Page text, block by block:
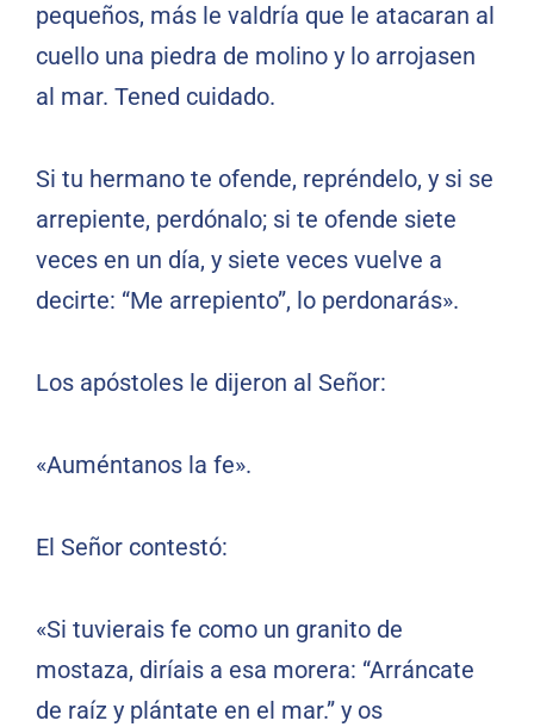
pequeños, más le valdría que le atacaran al
cuello una piedra de molino y lo arrojasen
al mar. Tened cuidado.
Si tu hermano te ofende, repréndelo, y si se
arrepiente, perdónalo; si te ofende siete
veces en un día, y siete veces vuelve a
decirte: “Me arrepiento”, lo perdonarás».
Los apóstoles le dijeron al Señor:
«Auméntanos la fe».
El Señor contestó:
«Si tuvierais fe como un granito de
mostaza, diríais a esa morera: “Arráncate
de raíz y plántate en el mar.” y os